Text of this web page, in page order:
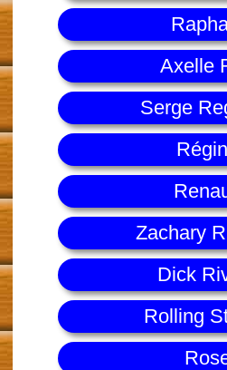
Axelle
Serge
Zachary
Dick
Rolling